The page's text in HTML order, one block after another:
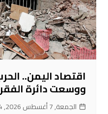
اقتصاد اليمن..
ووسعت دائرة الفقر
الجمعة, 7 أغسطس 2026, 19:54